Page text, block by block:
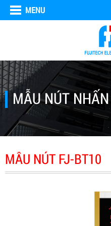
MENU
MẪU NÚT NHẤN
MẪU NÚT FJ-BT10